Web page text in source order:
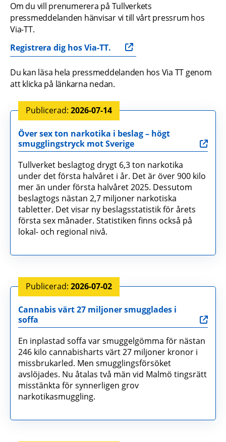
Om du vill prenumerera på Tullverkets
pressmeddelanden hänvisar vi till vårt pressrum hos
Via-TT.
Registrera dig hos Via-TT.
Du kan läsa hela pressmeddelanden hos Via TT genom
att klicka på länkarna nedan.
2026-07-14
Över sex ton narkotika i beslag – högt
smugglingstryck mot Sverige
Tullverket beslagtog drygt 6,3 ton narkotika
under det första halvåret i år. Det är över 900 kilo
mer än under första halvåret 2025. Dessutom
beslagtogs nästan 2,7 miljoner narkotiska
tabletter. Det visar ny beslagsstatistik för årets
första sex månader. Statistiken finns också på
lokal- och regional nivå.
2026-07-02
Cannabis värt 27 miljoner smugglades i
soffa
En inplastad soffa var smuggelgömma för nästan
246 kilo cannabisharts värt 27 miljoner kronor i
missbrukarled. Men smugglingsförsöket
avslöjades. Nu åtalas två män vid Malmö tingsrätt
misstänkta för synnerligen grov
narkotikasmuggling.